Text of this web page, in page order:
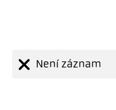
Není záznam